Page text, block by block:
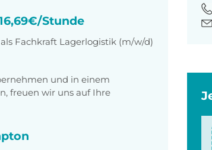
Stunde
Fachkraft Lagerlogistik (m/w/d)
und in einem
freuen wir uns auf Ihre